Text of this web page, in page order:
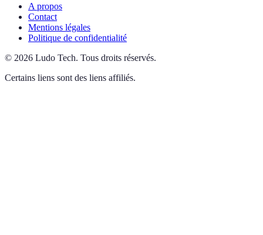
A propos
Contact
Mentions légales
Politique de confidentialité
© 2026 Ludo Tech. Tous droits réservés.
Certains liens sont des liens affiliés.